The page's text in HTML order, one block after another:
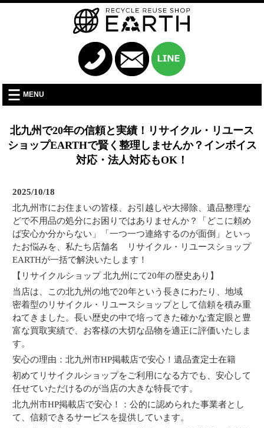
MENU
北九州で20年の信頼と実績！リサイクル・リユース
ショップEARTHで賢く整理しませんか？インボイス
対応・法人対応もOK！
2025/10/18
北九州市にお住まいの皆様、お引越しや大掃除、遺品整理な
どで不用品の処分にお困りではありませんか？「どこに頼め
ば安心か分からない」「一つ一つ連絡するのが面倒」といっ
たお悩みを、私たち店舗名 リサイクル・リユースショップ
EARTHが一括で解決いたします！
【リサイクルショップ 北九州にて20年の歴史あり】
当店は、この北九州の地で20年という長きにわたり、地域
密着型のリサイクル・リユースショップとして信頼を積み重
ねてきました。長い歴史の中で培ってきた確かな査定眼と豊
富な買取実績で、お客様の大切な品物を適正に評価いたしま
す。
安心の理由：北九州市HP掲載店で安心！遺品査定士在籍
初めてリサイクルショップをご利用になる方でも、安心して
任せていただけるのが当店の大きな特長です。
北九州市HP掲載店で安心！：公的に認められた事業者とし
て、信頼できるサービスを提供しています。